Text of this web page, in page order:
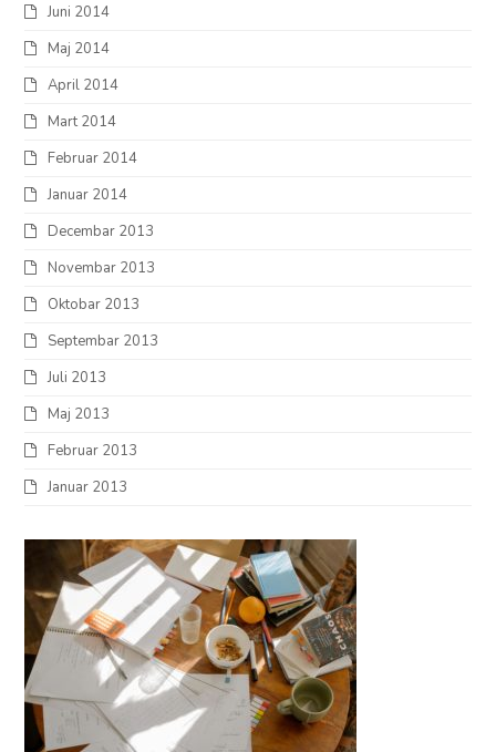
Juni 2014
Maj 2014
April 2014
Mart 2014
Februar 2014
Januar 2014
Decembar 2013
Novembar 2013
Oktobar 2013
Septembar 2013
Juli 2013
Maj 2013
Februar 2013
Januar 2013